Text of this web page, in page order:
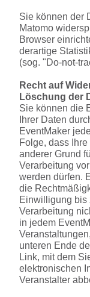
Sie können der
Matomo
Browser
derartige
(sog. "Do-not-
Recht auf
Löschung der
Sie können die
Ihrer Daten
EventMaker
Folge, dass
anderer Grund
Verarbeitung
werden dürfen.
die
Einwilligung bis
Verarbeitung
in jedem
unteren Ende
Link, mit dem
elektronischen
Veranstalter